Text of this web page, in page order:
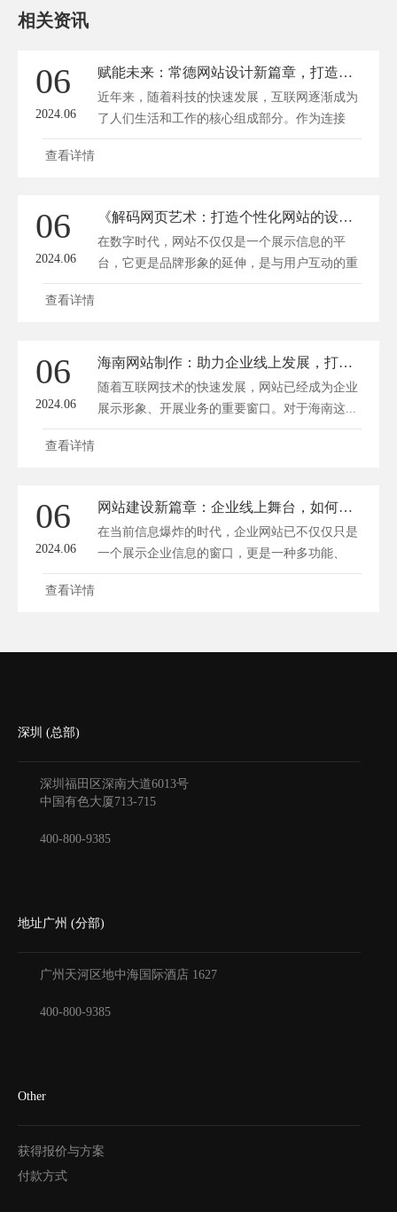
相关资讯
06
2024.06
赋能未来：常德网站设计新篇章，打造互联网+
近年来，随着科技的快速发展，互联网逐渐成为
了人们生活和工作的核心组成部分。作为连接
世...
查看详情
06
2024.06
《解码网页艺术：打造个性化网站的设计与制作秘籍》
在数字时代，网站不仅仅是一个展示信息的平
台，它更是品牌形象的延伸，是与用户互动的重
要媒...
查看详情
06
2024.06
海南网站制作：助力企业线上发展，打造国际旅游岛品牌新窗口
随着互联网技术的快速发展，网站已经成为企业
展示形象、开展业务的重要窗口。对于海南这...
查看详情
06
2024.06
网站建设新篇章：企业线上舞台，如何一「网」打尽成功秘诀？
在当前信息爆炸的时代，企业网站已不仅仅只是
一个展示企业信息的窗口，更是一种多功能、
全...
查看详情
深圳 (总部)
深圳福田区深南大道6013号
中国有色大厦 713-715
400-800-9385
地址广州 (分部)
广州天河区地中海国际酒店 1627
400-800-9385
Other
获得报价与方案
付款方式